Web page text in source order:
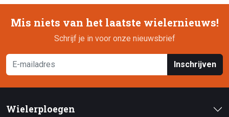
Mis niets van het laatste wielernieuws!
Schrijf je in voor onze nieuwsbrief
Inschrijven
Wielerploegen